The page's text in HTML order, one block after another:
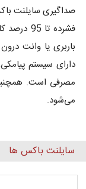
فشرده
باربری یا وانت
دارای سیستم
مصرفی است.
می‌شود.
سایلنت باکس ها